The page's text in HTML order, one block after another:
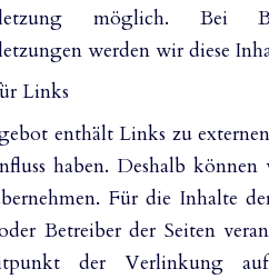
möglich. Bei
werden wir diese
Links
enthält Links zu
haben. Deshalb
Für die Inhalte
Betreiber der Seiten
der Verlinkung auf